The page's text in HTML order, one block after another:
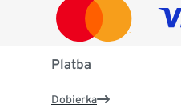
Platba
Dobierka